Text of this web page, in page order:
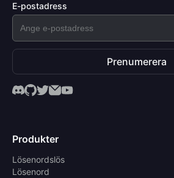
E-postadress
Prenumerera
Produkter
Lösenordslös
Lösenord